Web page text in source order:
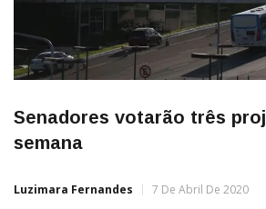
Senadores votarão três
semana
Luzimara Fernandes 7 De Abril De 2020